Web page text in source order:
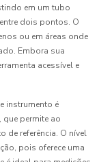
em um tubo
dois pontos. O
ou em áreas onde
Embora sua
acessível e
instrumento é
permite ao
de referência. O nível
pois oferece uma